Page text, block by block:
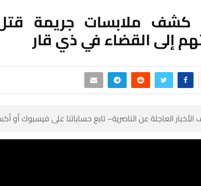
| كشف ملابسات جريمة
إلى القضاء في ذي قار
العاجلة عن الناصرية– تابع حساباتنا على فيسبوك أو